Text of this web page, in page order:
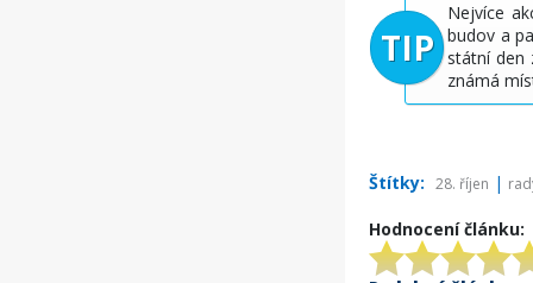
Nejvíce
budov a
státní den
známá
Štítky: 28. říjen |
Hodnocení článku: